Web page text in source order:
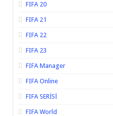
FIFA 20
FIFA 21
FIFA 22
FIFA 23
FIFA Manager
FIFA Online
FIFA SERİSİ
FIFA World